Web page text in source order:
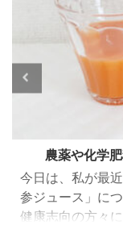
農薬や化学
今日は、私が最
参ジュース」に
健康志向の方々